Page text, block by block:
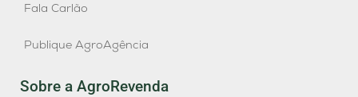
Fala Carlão
Publique AgroAgência
Sobre a AgroRevenda